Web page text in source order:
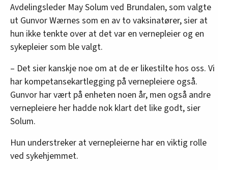
Avdelingsleder May Solum ved Brundalen, som valgte
ut Gunvor Wærnes som en av to vaksinatører, sier at
hun ikke tenkte over at det var en vernepleier og en
sykepleier som ble valgt.
– Det sier kanskje noe om at de er likestilte hos oss. Vi
har kompetansekartlegging på vernepleiere også.
Gunvor har vært på enheten noen år, men også andre
vernepleiere her hadde nok klart det like godt, sier
Solum.
Hun understreker at vernepleierne har en viktig rolle
ved sykehjemmet.